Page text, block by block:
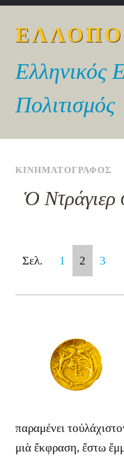
Ελληνικός
Πολιτισμός
ΚΙΝΗΜΑΤΟΓΡΑΦΟΣ
Ὁ Ντράγιερ
Σελ. 1 2 3
παραμένει
μιὰ ἔκφραση, ἔστω